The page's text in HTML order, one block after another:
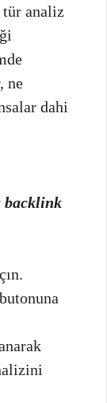
analiz
ne
dahi
backlink